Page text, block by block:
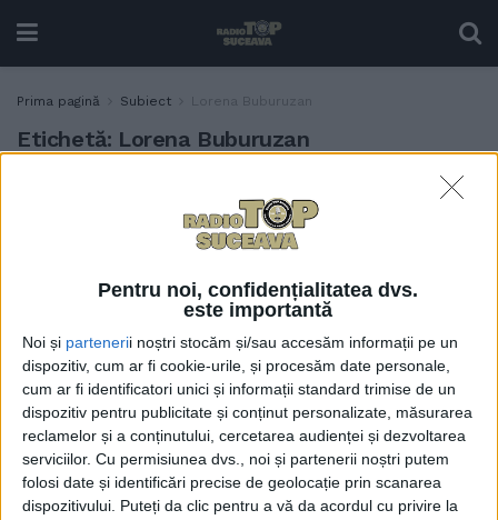
Pentru noi, confidențialitatea dvs.
este importantă
Noi și partenerii noștri stocăm și/sau accesăm informații pe un
dispozitiv, cum ar fi cookie-urile, și procesăm date personale,
cum ar fi identificatori unici și informații standard trimise de un
dispozitiv pentru publicitate și conținut personalizate, măsurarea
reclamelor și a conținutului, cercetarea audienței și dezvoltarea
serviciilor. Cu permisiunea dvs., noi și partenerii noștri putem
folosi date și identificări precise de geolocație prin scanarea
dispozitivului. Puteți da clic pentru a vă da acordul cu privire la
Prima pagină Subiect Lorena Buburuzan
Etichetă: Lorena Buburuzan
”Din punct de vedere al
urbanismului, al
domeniului public, al
Munteanu, cît și Lorena
Buburuzan și Dan
Nichiforel au o abordare
corectă”. Însă, consilierul
Cușnir nu înțelege de ce
aleșii USR au girat 3 ani la
rînd bugetul promovat de
primarul PNL
27 MARTIE, 2023